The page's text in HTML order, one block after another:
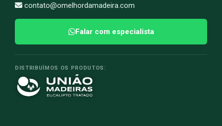
contato@omelhordamadeira.com
Falar com especialista
DISTRIBUÍMOS OS PRODUTOS: